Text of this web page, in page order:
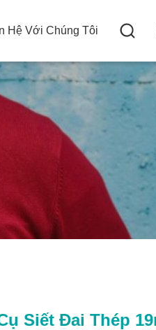
Hệ Với Chúng Tôi
Siết Đai Thép